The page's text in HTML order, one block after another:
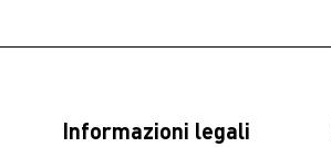
Informazioni legali